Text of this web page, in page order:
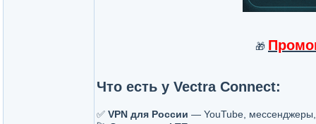
🎁
Что есть у Vectra Connect:
✅ VPN для России — YouTube, мессенджеры,